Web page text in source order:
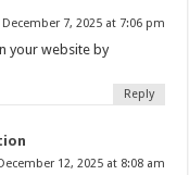
December 7, 2025 at 7:06 pm
your website by
Reply
12, 2025 at 8:08 am